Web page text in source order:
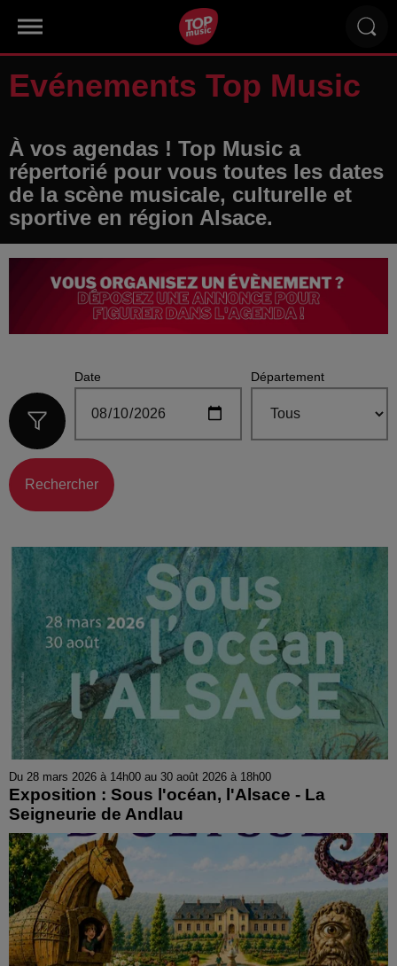
Evénements Top Music
À vos agendas ! Top Music a
répertorié pour vous toutes les dates
de la scène musicale, culturelle et
sportive en région Alsace.
Date Département
Rechercher
Du 28 mars 2026 à 14h00 au 30 août 2026 à 18h00
Exposition : Sous l'océan, l'Alsace - La
Seigneurie de Andlau